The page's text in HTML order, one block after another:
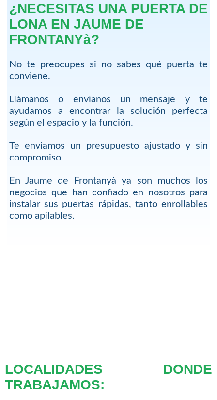
¿NECESITAS UNA PUERTA DE
LONA EN JAUME DE
FRONTANYà?
No te preocupes si no sabes qué puerta te
conviene.
Llámanos o envíanos un mensaje y te
ayudamos a encontrar la solución perfecta
según el espacio y la función.
Te enviamos un presupuesto ajustado y sin
compromiso.
En Jaume de Frontanyà ya son muchos los
negocios que han confiado en nosotros para
instalar sus puertas rápidas, tanto enrollables
como apilables.
LOCALIDADES DONDE
TRABAJAMOS: